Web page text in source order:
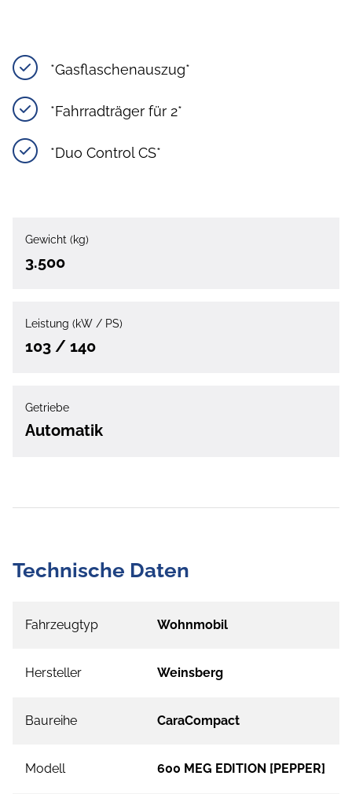
*Gasflaschenauszug*
*Fahrradträger für 2*
*Duo Control CS*
Gewicht (kg)
3.500
Leistung (kW / PS)
103 / 140
Getriebe
Automatik
Technische Daten
Fahrzeugtyp Wohnmobil
Hersteller Weinsberg
Baureihe CaraCompact
Modell 600 MEG EDITION [PEPPER]